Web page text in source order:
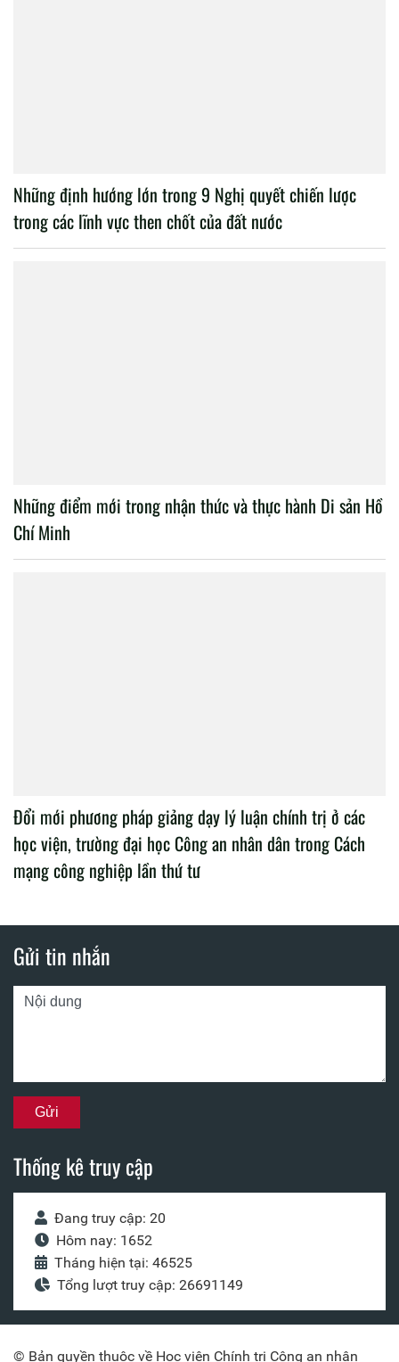
Những định hướng lớn trong 9 Nghị quyết chiến lược
trong các lĩnh vực then chốt của đất nước
Những điểm mới trong nhận thức và thực hành Di sản Hồ
Chí Minh
Đổi mới phương pháp giảng dạy lý luận chính trị ở các
học viện, trường đại học Công an nhân dân trong Cách
mạng công nghiệp lần thứ tư
Gửi tin nhắn
Thống kê truy cập
Đang truy cập: 20
Hôm nay: 1652
Tháng hiện tại: 46525
Tổng lượt truy cập: 26691149
© Bản quyền thuộc về Học viện Chính trị Công an nhân